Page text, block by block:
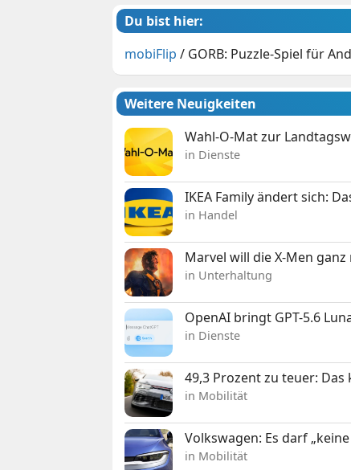
Du bist hier:
mobiFlip / GORB: Puzzle-Spiel für
Weitere Neuigkeiten
Wahl-O-Mat zur
in Dienste
IKEA Family ändert sich:
in Handel
Marvel will die X-Men
in Unterhaltung
OpenAI bringt GPT-5.6
in Dienste
49,3 Prozent zu teuer:
in Mobilität
Volkswagen: Es darf
in Mobilität